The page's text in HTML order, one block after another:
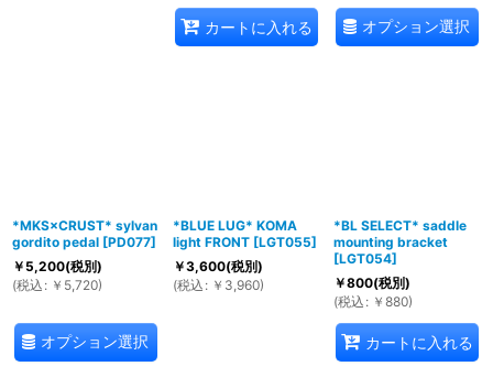
カートに入れる オプション選択
*MKS×CRUST* sylvan
gordito pedal [PD077]
￥5,200(税別)
(税込 : ￥ 5,720)
オプション選択
*BLUE LUG* KOMA
light FRONT [LGT055]
￥3,600(税別)
(税込 : ￥ 3,960)
*BL SELECT* saddle
mounting bracket
[LGT054]
￥800(税別)
(税込 : ￥ 880)
カートに入れる